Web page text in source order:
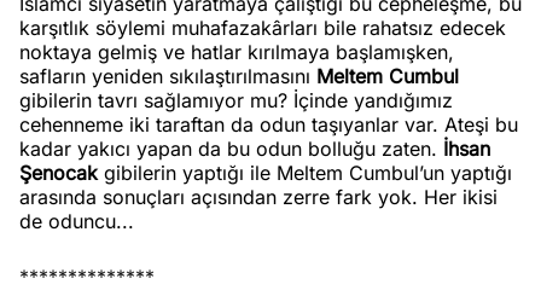
karşıtlık söylemi muhafazakârları bile rahatsız edecek
noktaya gelmiş ve hatlar kırılmaya başlamışken,
safların yeniden sıkılaştırılmasını Meltem Cumbul
gibilerin tavrı sağlamıyor mu? İçinde yandığımız
cehenneme iki taraftan da odun taşıyanlar var. Ateşi bu
kadar yakıcı yapan da bu odun bolluğu zaten. İhsan
Şenocakgibilerin yaptığı ile Meltem Cumbul’un yaptığı
arasında sonuçları açısından zerre fark yok. Her ikisi
de oduncu...
**************